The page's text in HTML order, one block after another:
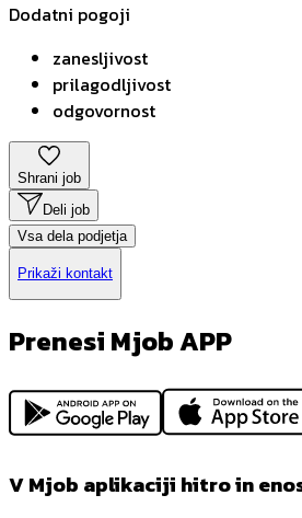
Dodatni pogoji
zanesljivost
prilagodljivost
odgovornost
Shrani job
Deli job
Vsa dela podjetja
Prikaži kontakt
Prenesi Mjob APP
V Mjob aplikaciji hitro in